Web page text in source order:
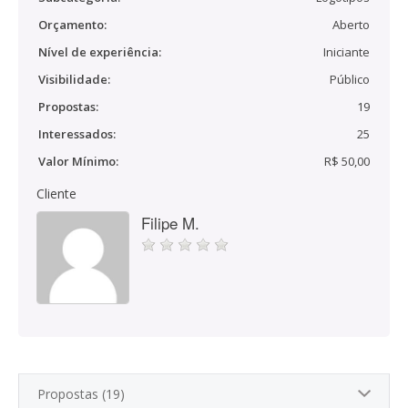
Orçamento:
Aberto
Nível de experiência:
Iniciante
Visibilidade:
Público
Propostas:
19
Interessados:
25
Valor Mínimo:
R$ 50,00
Cliente
Filipe M.
Propostas (19)